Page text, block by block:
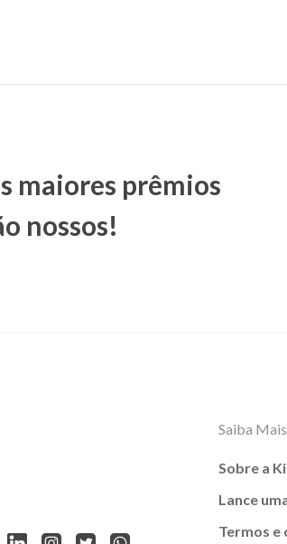
maiores prêmios
nossos!
Saiba Mais
Sobre a
Lance
Termos e